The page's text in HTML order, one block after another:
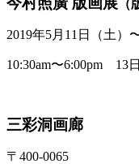
（
2019年5月11日（土）
10:30am〜6:00pm 13
三彩洞画廊
〒400-0065